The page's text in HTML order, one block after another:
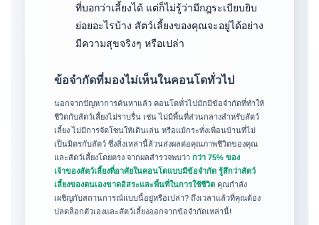
ที่บอกว่าเลี้ยงได้ แต่ก็ไม่รู้ว่ามีกฎระเบียบยิบ
ย่อยอะไรบ้าง สัตว์เลี้ยงของคุณจะอยู่ได้อย่าง
มีความสุขจริงๆ หรือเปล่า
ข้อจำกัดที่มองไม่เห็นในคอนโดทั่วไป
นอกจากปัญหาการค้นหาแล้ว คอนโดทั่วไปมักมีข้อจำกัดที่ทำให้
ชีวิตกับสัตว์เลี้ยงไม่ราบรื่น เช่น ไม่มีพื้นที่ส่วนกลางสำหรับสัตว์
เลี้ยง ไม่มีการจัดโซนให้เดินเล่น หรือแม้กระทั่งเพื่อนบ้านที่ไม่
เป็นมิตรกับสัตว์ ซึ่งสิ่งเหล่านี้ล้วนส่งผลต่อคุณภาพชีวิตของคุณ
และสัตว์เลี้ยงโดยตรง จากผลสำรวจพบว่า กว่า 75% ของ
เจ้าของสัตว์เลี้ยงที่อาศัยในคอนโดแบบมีข้อจำกัด รู้สึกว่าสัตว์
เลี้ยงของตนเองขาดอิสระและพื้นที่ในการใช้ชีวิต คุณกำลัง
เผชิญกับสถานการณ์แบบนี้อยู่หรือเปล่า? ถึงเวลาแล้วที่คุณต้อง
ปลดล็อกตัวเองและสัตว์เลี้ยงออกจากข้อจำกัดเหล่านี้!